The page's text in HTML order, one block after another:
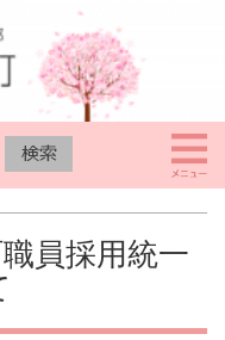
員採用統一